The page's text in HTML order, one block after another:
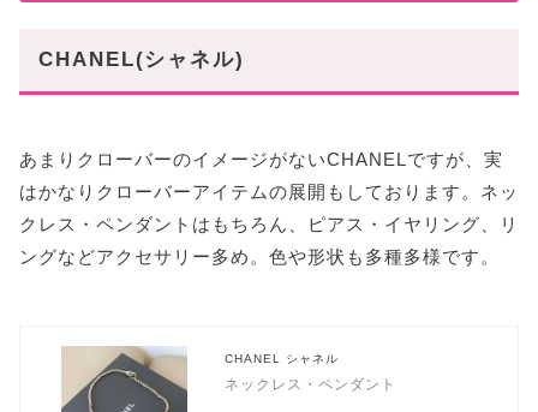
CHANEL(シャネル)
あまりクローバーのイメージがないCHANELですが、実
はかなりクローバーアイテムの展開もしております。ネッ
クレス・ペンダントはもちろん、ピアス・イヤリング、リ
ングなどアクセサリー多め。色や形状も多種多様です。
CHANEL シャネル
ネックレス・ペンダント